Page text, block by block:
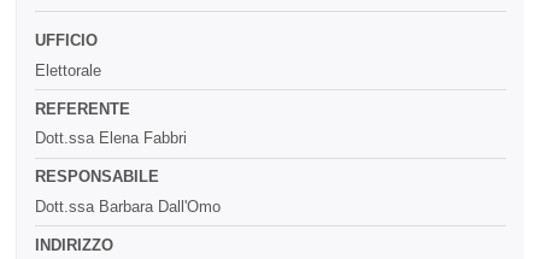
UFFICIO
Elettorale
REFERENTE
Dott.ssa Elena Fabbri
RESPONSABILE
Dott.ssa Barbara Dall'Omo
INDIRIZZO